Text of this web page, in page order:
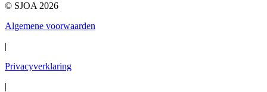
© SJOA 2026
Algemene voorwaarden
|
Privacyverklaring
|